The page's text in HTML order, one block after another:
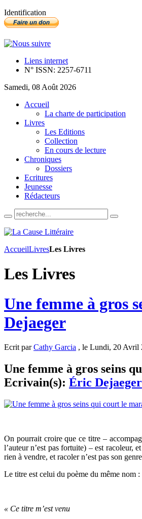
Identification
Liens internet
N° ISSN: 2257-6711
Samedi, 08 Août 2026
Accueil
La charte de participation
Livres
Les Editions
Collection
En cours de lecture
Chroniques
Dossiers
Ecritures
Jeunesse
Rédacteurs
AccueilLivresLes Livres
Les Livres
Une femme à gros
Dejaeger
Ecrit parCathy Garcia , le Lundi, 20 Avril
Une femme à gros seins
Ecrivain(s): Éric Dejaeger
On pourrait croire que ce titre –
l’auteur n’est pas fortuite) – est racoleur,
rien à vendre, et racoler n’est pas son
Le titre est celui du poème du même nom :
« Ce titre m’est venu